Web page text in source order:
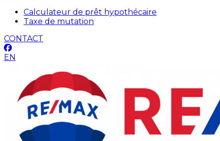
Calculateur de prêt hypothécaire
Taxe de mutation
CONTACT
EN